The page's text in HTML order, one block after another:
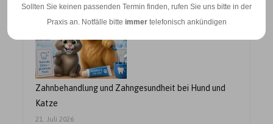
Sollten Sie keinen passenden Termin finden, rufen Sie uns bitte in der
Praxis an. Notfälle bitte immertelefonisch ankündigen
Zahnbehandlung und Zahngesundheit bei Hund und
Katze
21. Juli 2026